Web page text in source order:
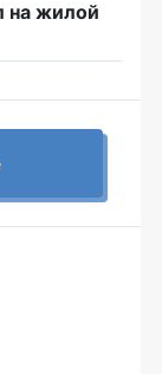
на жилой